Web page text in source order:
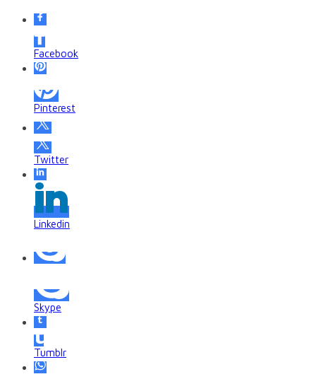
Facebook
Pinterest
Twitter
Linkedin
Skype
Tumblr